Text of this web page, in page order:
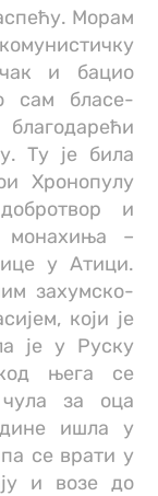
Морам
и бацио
сам бласе-
Ту је била
Хронопулу
и
монахиња –
у Атици.
захумско-
који је
је у Руску
њега се
за оца
ишла у
се врати у
и возе до